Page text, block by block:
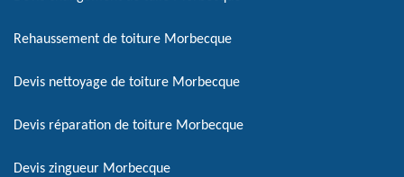
Rehaussement de toiture Morbecque
Devis nettoyage de toiture Morbecque
Devis réparation de toiture Morbecque
Devis zingueur Morbecque